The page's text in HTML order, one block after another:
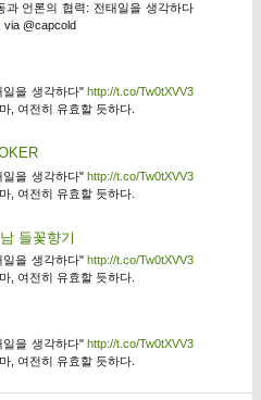
언론의 협력: 전태일을 생각하다
via @capcold
일을 생각하다" http://t.co/Tw0tXVV3
, 여전히 유효할 듯하다.
일을 생각하다"http://t.co/Tw0tXVV3
, 여전히 유효할 듯하다.
들꽃향기
일을 생각하다"http://t.co/Tw0tXVV3
, 여전히 유효할 듯하다.
일을 생각하다"http://t.co/Tw0tXVV3
, 여전히 유효할 듯하다.